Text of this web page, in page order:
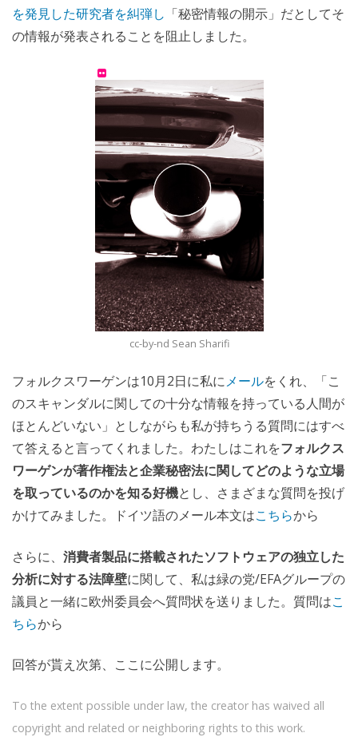
を発見した研究者を糾弾し 「秘密情報の開示」だとしてそ
の情報が発表されることを阻止しました。
cc-by-nd Sean Sharifi
フォルクスワーゲンは10月2日に私にメールをくれ、「こ
のスキャンダルに関しての十分な情報を持っている人間が
ほとんどいない」としながらも私が持ちうる質問にはすべ
て答えると言ってくれました。わたしはこれをフォルクス
ワーゲンが著作権法と企業秘密法に関してどのような立場
を取っているのかを知る好機とし、さまざまな質問を投げ
かけてみました。ドイツ語のメール本文はこちらから
さらに、消費者製品に搭載されたソフトウェアの独立した
分析に対する法障壁に関して、私は緑の党/EFAグループの
議員と一緒に欧州委員会へ質問状を送りました。質問はこ
ちらから
回答が貰え次第、ここに公開します。
To the extent possible under law, the creator has waived all
copyright and related or neighboring rights to this work.